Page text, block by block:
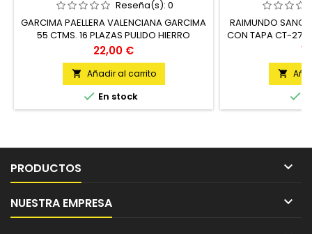
Reseña(s): 0
GARCIMA PAELLERA VALENCIANA GARCIMA
55 CTMS. 16 PLAZAS PULIDO HIERRO
UNIDAD
Precio
22,00 €
 Añadir al carrito
 En stock
RAIMUNDO
CON TAPA CT-27
CTMS.


PRODUCTOS 
NUESTRA EMPRESA 